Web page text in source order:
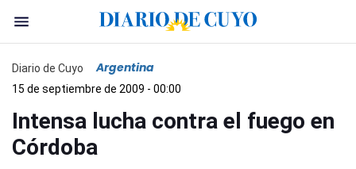
Diario de Cuyo Argentina
15 de septiembre de 2009 - 00:00
Intensa lucha contra el fuego en
Córdoba